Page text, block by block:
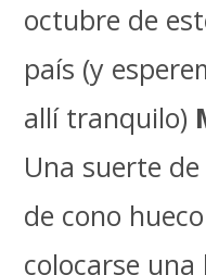
octubre de
país (y
allí tranquilo)
Una suerte
de cono
colocarse una